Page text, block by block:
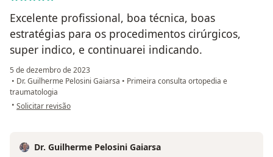
Excelente profissional, boa técnica, boas
estratégias para os procedimentos cirúrgicos,
super indico, e continuarei indicando.
5 de dezembro de 2023
• Dr. Guilherme Pelosini Gaiarsa • Primeira consulta ortopedia e
traumatologia
• na opinião do utilizador Michael Brito do Vale
Solicitar revisão
Dr. Guilherme Pelosini Gaiarsa